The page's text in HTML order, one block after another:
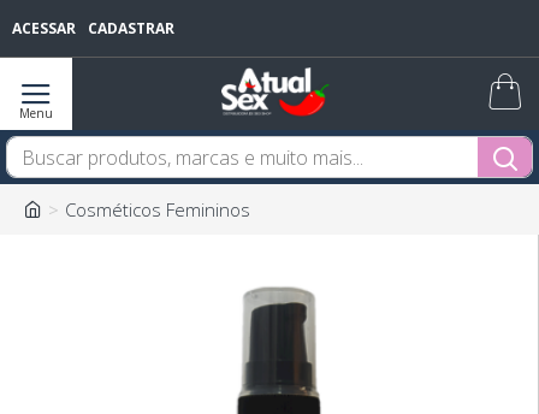
ACESSAR CADASTRAR
Cosméticos Femininos